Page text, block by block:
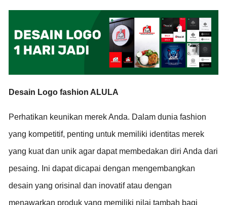
Desain Logo fashion ALULA
Perhatikan keunikan merek Anda. Dalam dunia fashion
yang kompetitif, penting untuk memiliki identitas merek
yang kuat dan unik agar dapat membedakan diri Anda dari
pesaing. Ini dapat dicapai dengan mengembangkan
desain yang orisinal dan inovatif atau dengan
menawarkan produk yang memiliki nilai tambah bagi